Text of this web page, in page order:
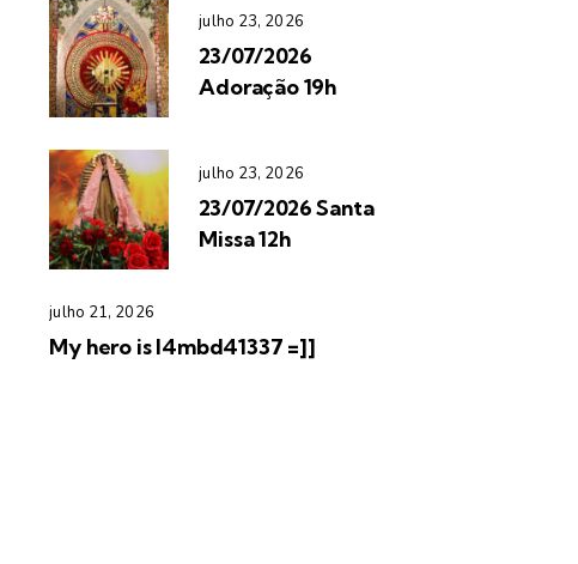
julho 23, 2026
23/07/2026
Adoração 19h
julho 23, 2026
23/07/2026 Santa
Missa 12h
julho 21, 2026
My hero is l4mbd41337 =]]